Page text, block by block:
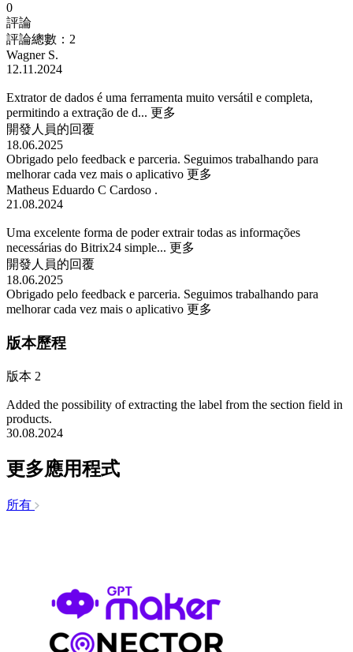
0
評論
評論總數：2
Wagner S.
12.11.2024
Extrator de dados é uma ferramenta muito versátil e completa,
permitindo a extração de d... 更多
開發人員的回覆
18.06.2025
Obrigado pelo feedback e parceria. Seguimos trabalhando para
melhorar cada vez mais o aplicativo 更多
Matheus Eduardo C Cardoso .
21.08.2024
Uma excelente forma de poder extrair todas as informações
necessárias do Bitrix24 simple... 更多
開發人員的回覆
18.06.2025
Obrigado pelo feedback e parceria. Seguimos trabalhando para
melhorar cada vez mais o aplicativo 更多
版本歷程
版本 2
Added the possibility of extracting the label from the section field in
products.
30.08.2024
更多應用程式
所有